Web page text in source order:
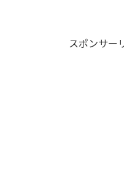
スポンサー